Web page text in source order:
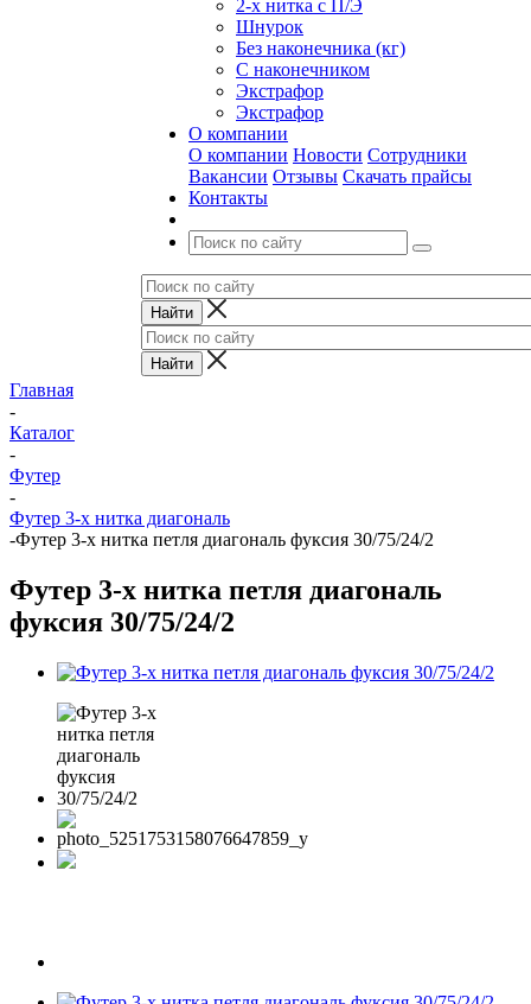
2-х нитка с П/Э
Шнурок
Без наконечника (кг)
С наконечником
Экстрафор
Экстрафор
О компании
О компании Новости Сотрудники
Вакансии Отзывы Скачать прайсы
Контакты
Главная
-
Каталог
-
Футер
-
Футер 3-х нитка диагональ
-Футер 3-х нитка петля диагональ фуксия 30/75/24/2
Футер 3-х нитка петля диагональ
фуксия 30/75/24/2